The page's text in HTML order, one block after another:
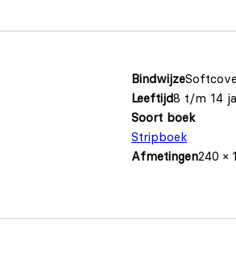
Bindwijze
Leeftijd8 t/m 14
Soort boek
Stripboek
Afmetingen240 ×